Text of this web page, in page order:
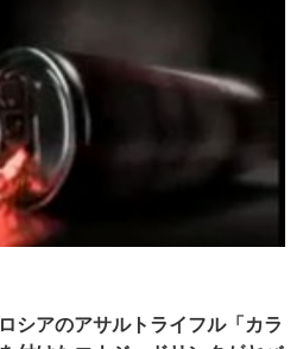
シアのアサルトライフル「カラ